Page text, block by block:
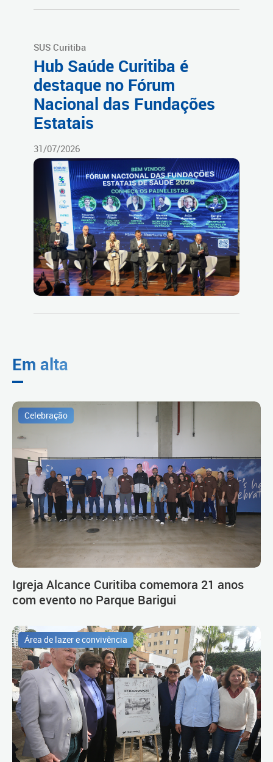
SUS Curitiba
Hub Saúde Curitiba é
destaque no Fórum
Nacional das Fundações
Estatais
31/07/2026
Em alta
Celebração
Igreja Alcance Curitiba comemora 21 anos
com evento no Parque Barigui
Área de lazer e convivência